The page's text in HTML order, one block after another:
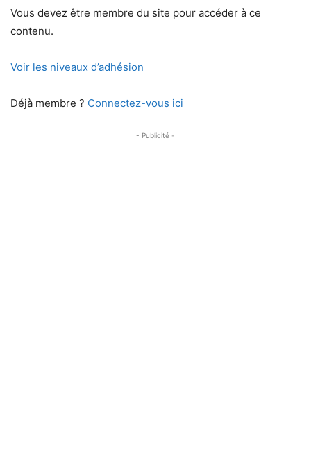
Vous devez être membre du site pour accéder à ce
contenu.
Voir les niveaux d’adhésion
Déjà membre ? Connectez-vous ici
- Publicité -